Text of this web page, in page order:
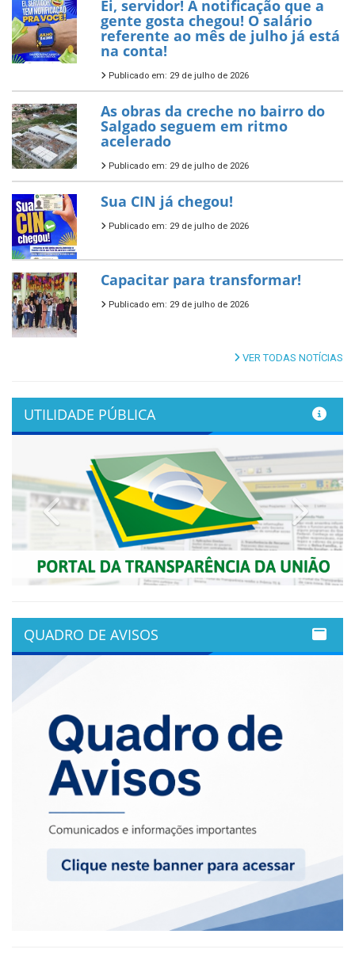
Ei, servidor! A notificação que a
gente gosta chegou! O salário
referente ao mês de julho já está
na conta!
Publicado em: 29 de julho de 2026
As obras da creche no bairro do
Salgado seguem em ritmo
acelerado
Publicado em: 29 de julho de 2026
Sua CIN já chegou!
Publicado em: 29 de julho de 2026
Capacitar para transformar!
Publicado em: 29 de julho de 2026
VER TODAS NOTÍCIAS
UTILIDADE PÚBLICA
Previous Next
QUADRO DE AVISOS